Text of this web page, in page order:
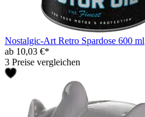
Nostalgic-Art Retro Spardose 600 ml
ab 10,03 €*
3 Preise vergleichen